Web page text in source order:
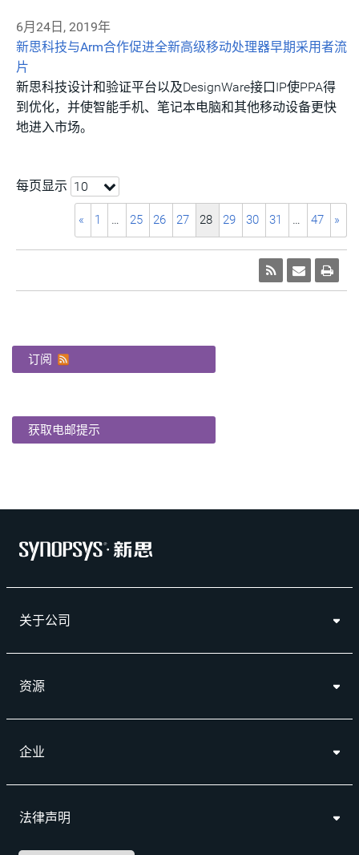
6月24日, 2019年
新思科技与Arm合作促进全新高级移动处理器早期采用者流
片
新思科技设计和验证平台以及DesignWare接口IP使PPA得
到优化，并使智能手机、笔记本电脑和其他移动设备更快
地进入市场。
每页显示 10
« 1 … 25 26 27 28 29 30 31 … 47 »
订阅
获取电邮提示
关于公司
资源
企业
法律声明